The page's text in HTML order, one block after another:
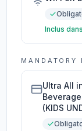
Inclus
MANDATORY
Ultra All
(KIDS